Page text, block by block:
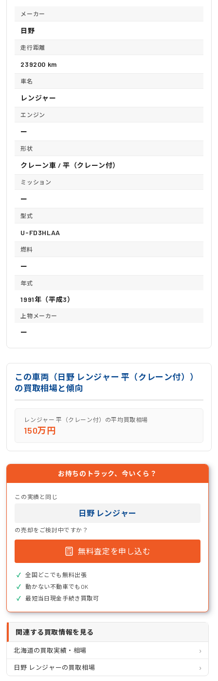
メーカー
日野
走行距離
239200 km
車名
レンジャー
エンジン
ー
形状
クレーン車 / 平（クレーン付）
ミッション
ー
型式
U-FD3HLAA
燃料
ー
年式
1991年（平成3）
上物メーカー
ー
この車両（日野 レンジャー 平（クレーン付））
の買取相場と傾向
レンジャー 平（クレーン付）の平均買取相場
150万円
お持ちのトラック、今いくら？
この実績と同じ
日野 レンジャー
の売却をご検討中ですか？
無料査定を申し込む
全国どこでも無料出張
動かない不動車でもOK
最短当日現金手続き買取可
関連する買取情報を見る
北海道の買取実績・相場
日野 レンジャーの買取相場